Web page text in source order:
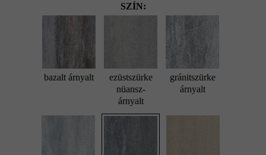
SZÍN:
bazalt árnyalt
ezüstszürke
nüansz-
árnyalt
gránitszürke
árnyalt